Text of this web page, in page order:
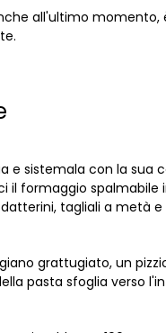
all'ultimo
e sistemala con la
il formaggio
tagliali a metà
grattugiato, un
pasta sfoglia verso